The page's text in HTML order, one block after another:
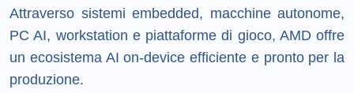
Attraverso sistemi embedded, macchine autonome,
PC AI, workstation e piattaforme di gioco, AMD offre
un ecosistema AI on-device efficiente e pronto per la
produzione.